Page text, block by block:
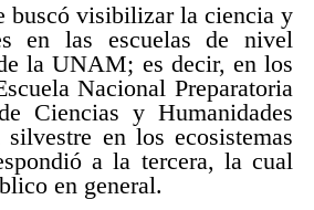
buscó visibilizar la ciencia y
en las escuelas de nivel
la UNAM; es decir, en los
Nacional Preparatoria
Ciencias y Humanidades
en los ecosistemas
a la tercera, la cual
en general.